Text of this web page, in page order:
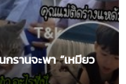
รานจะพา “เหมียว